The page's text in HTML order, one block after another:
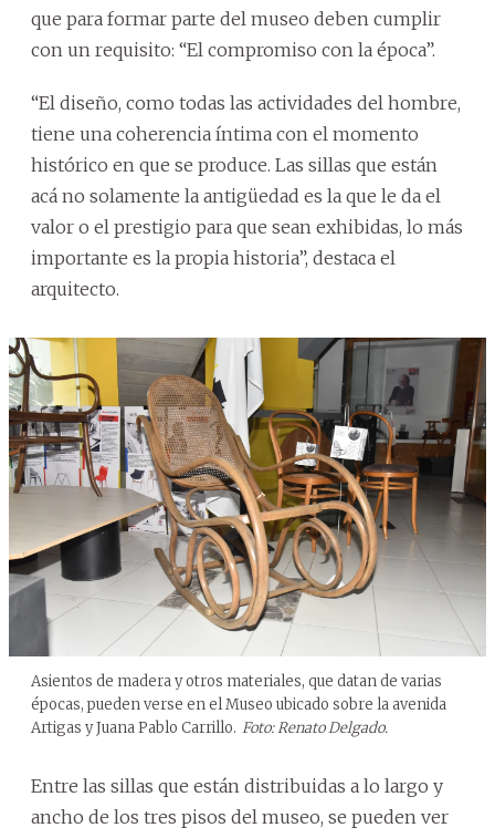
que para formar parte del museo deben cumplir
con un requisito: “El compromiso con la época”.
“El diseño, como todas las actividades del hombre,
tiene una coherencia íntima con el momento
histórico en que se produce. Las sillas que están
acá no solamente la antigüedad es la que le da el
valor o el prestigio para que sean exhibidas, lo más
importante es la propia historia”, destaca el
arquitecto.
Asientos de madera y otros materiales, que datan de varias
épocas, pueden verse en el Museo ubicado sobre la avenida
Artigas y Juana Pablo Carrillo. Foto: Renato Delgado.
Entre las sillas que están distribuidas a lo largo y
ancho de los tres pisos del museo, se pueden ver